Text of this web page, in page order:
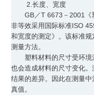
2.长度、宽度
GB／T 6673－2001《塑
非等效采用国际标准ISO
和宽度的测定》。该标准
测量方法。
塑料材料的尺寸受环境
也会造成材料的尺寸变化
结果的差异。因此在测量
真值。